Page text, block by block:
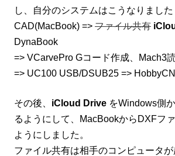
し、自分のシステムはこうなりました
CAD(MacBook) => ファイル共有
DynaBook
=> VCarvePro Gコード作成、Mach3
=> UC100 USB/DSUB25 =>
その後、 iCloud Drive をWindows側
るようにして、MacBookからDXFフ
ようにしました。
ファイル共有は相手のコンピュータ